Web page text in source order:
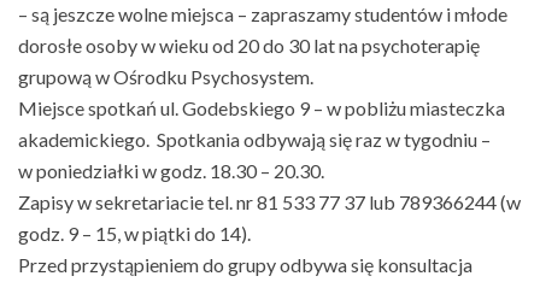
– są jeszcze wolne miejsca – zapraszamy studentów i młode
dorosłe osoby w wieku od 20 do 30 lat na psychoterapię
grupową w Ośrodku Psychosystem.
Miejsce spotkań ul. Godebskiego 9 – w pobliżu miasteczka
akademickiego. Spotkania odbywają się raz w tygodniu –
w poniedziałki w godz. 18.30 – 20.30.
Zapisy w sekretariacie tel. nr 81 533 77 37 lub 789366244 (w
godz. 9 – 15, w piątki do 14).
Przed przystąpieniem do grupy odbywa się konsultacja